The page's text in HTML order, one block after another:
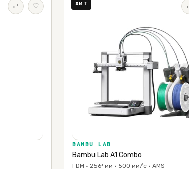
⇄ ♡ ХИТ
BAMBU LAB
Bambu Lab A1 Combo
FDM · 256³ мм · 500 мм/с · AMS